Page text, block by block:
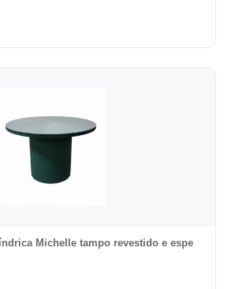
Michelle tampo revestido e espe